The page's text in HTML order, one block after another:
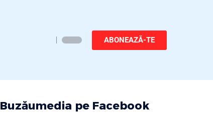
ABONEAZĂ-TE
Buzăumedia pe Facebook